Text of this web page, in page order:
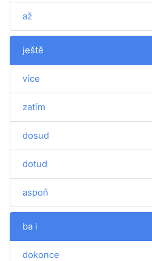
až
ještě
více
zatím
dosud
dotud
aspoň
ba i
dokonce